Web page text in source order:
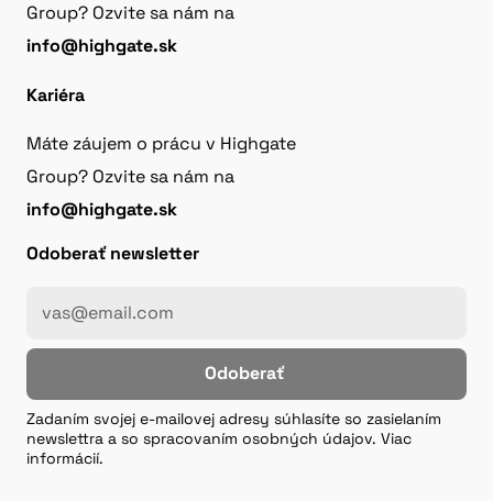
Group? Ozvite sa nám na
info@highgate.sk
Kariéra
Máte záujem o prácu v Highgate
Group? Ozvite sa nám na
info@highgate.sk
Odoberať newsletter
Odoberať
Zadaním svojej e-mailovej adresy súhlasíte so zasielaním
newslettra a so spracovaním osobných údajov. Viac
informácií.